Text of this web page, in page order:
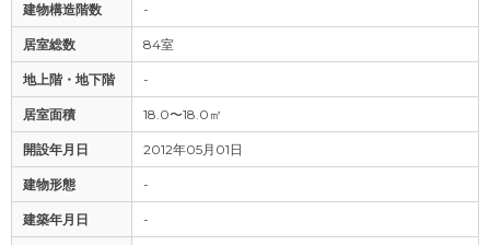
建物構造階数 -
居室総数 84室
地上階・地下階 -
居室面積 18.0〜18.0㎡
開設年月日 2012年05月01日
建物形態 -
建築年月日 -